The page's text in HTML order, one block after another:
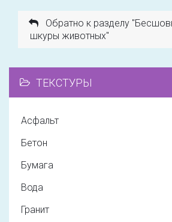
Обратно к разделу
шкуры животных"
ТЕКСТУРЫ
Асфальт
Бетон
Бумага
Вода
Гранит